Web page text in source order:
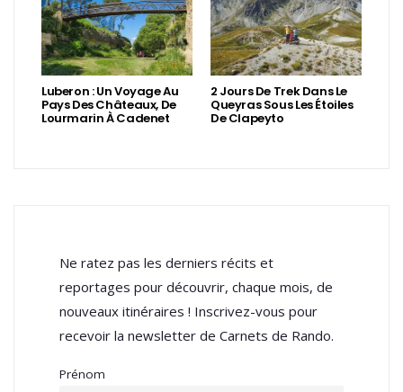
Luberon : Un Voyage Au
Pays Des Châteaux, De
Lourmarin À Cadenet
2 Jours De Trek Dans Le
Queyras Sous Les Étoiles
De Clapeyto
Ne ratez pas les derniers récits et
reportages pour découvrir, chaque mois, de
nouveaux itinéraires ! Inscrivez-vous pour
recevoir la newsletter de Carnets de Rando.
Prénom